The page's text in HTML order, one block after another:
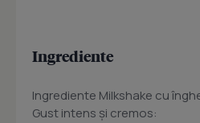
Ingrediente
Ingrediente Milkshake cu
Gust intens și cremos: